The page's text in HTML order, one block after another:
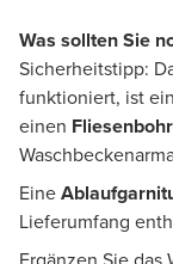
Was sollten Sie
Sicherheitstipp:
funktioniert, ist ein
einen
Eine
Lieferumfang